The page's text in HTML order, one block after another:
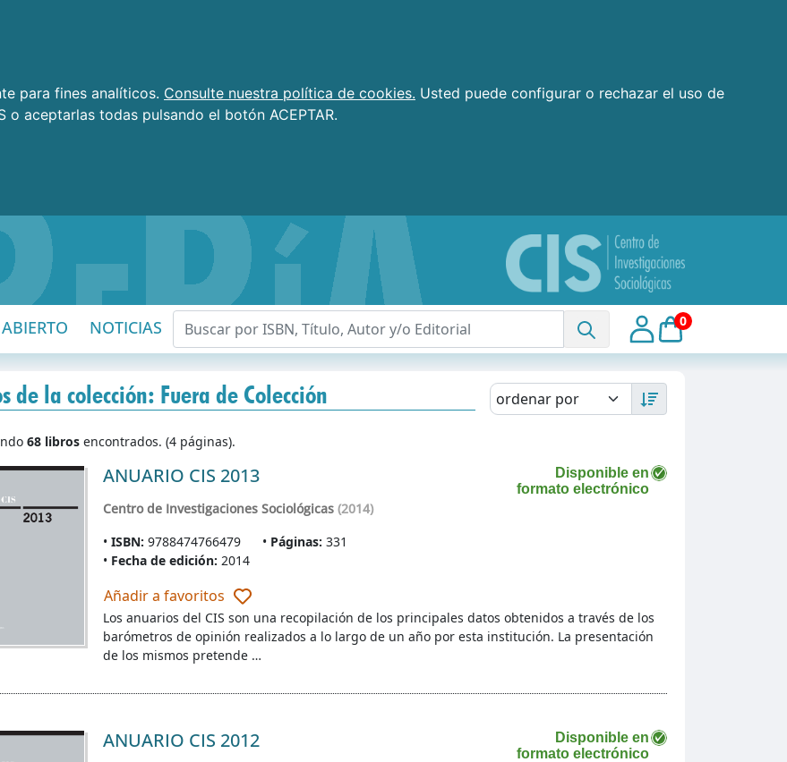
para fines analíticos. Consulte nuestra política de cookies. Usted puede configurar o rechazar el uso de
o aceptarlas todas pulsando el botón ACEPTAR.
NOTICIAS 0
de la colección: Fuera de Colección
68 librosencontrados. (4 páginas).
ANUARIO CIS 2013
Centro de Investigaciones Sociológicas (2014)
ISBN: 9788474766479 Páginas: 331
Fecha de edición: 2014
Añadir a favoritos
Disponible en
formato electrónico
Los anuarios del CIS son una recopilación de los principales datos obtenidos a través de los
barómetros de opinión realizados a lo largo de un año por esta institución. La presentación
de los mismos pretende …
ANUARIO CIS 2012
Disponible en
formato electrónico